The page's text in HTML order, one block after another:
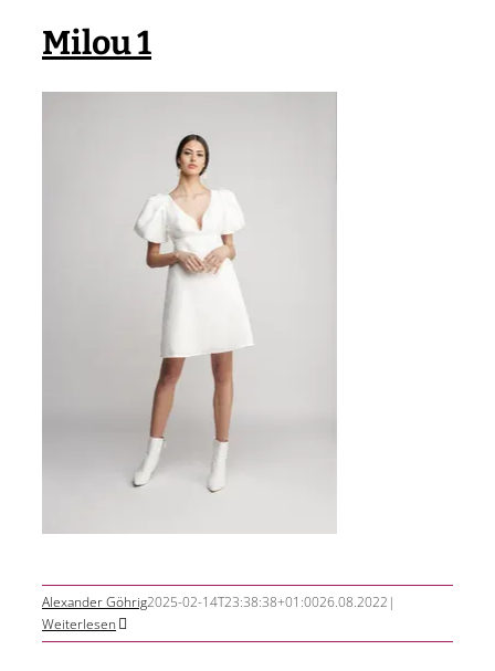
Milou 1
Alexander Göhrig2025-02-14T23:38:38+01:0026.08.2022 |
Weiterlesen